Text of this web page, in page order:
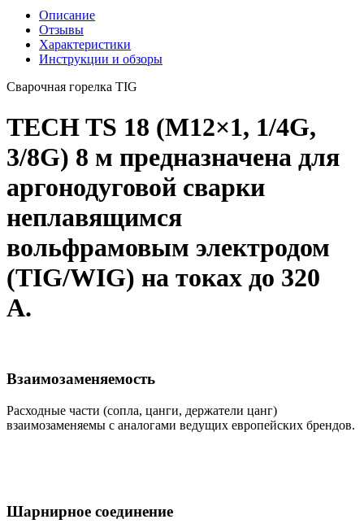
Описание
Отзывы
Характеристики
Инструкции и обзоры
Сварочная горелка TIG
TECH TS 18 (M12×1, 1/4G,
3/8G) 8 м предназначена для
аргонодуговой сварки
неплавящимся
вольфрамовым электродом
(TIG/WIG) на токах до 320
А.
Взаимозаменяемость
Расходные части (сопла, цанги, держатели цанг)
взаимозаменяемы с аналогами ведущих европейских брендов.
Шарнирное соединение